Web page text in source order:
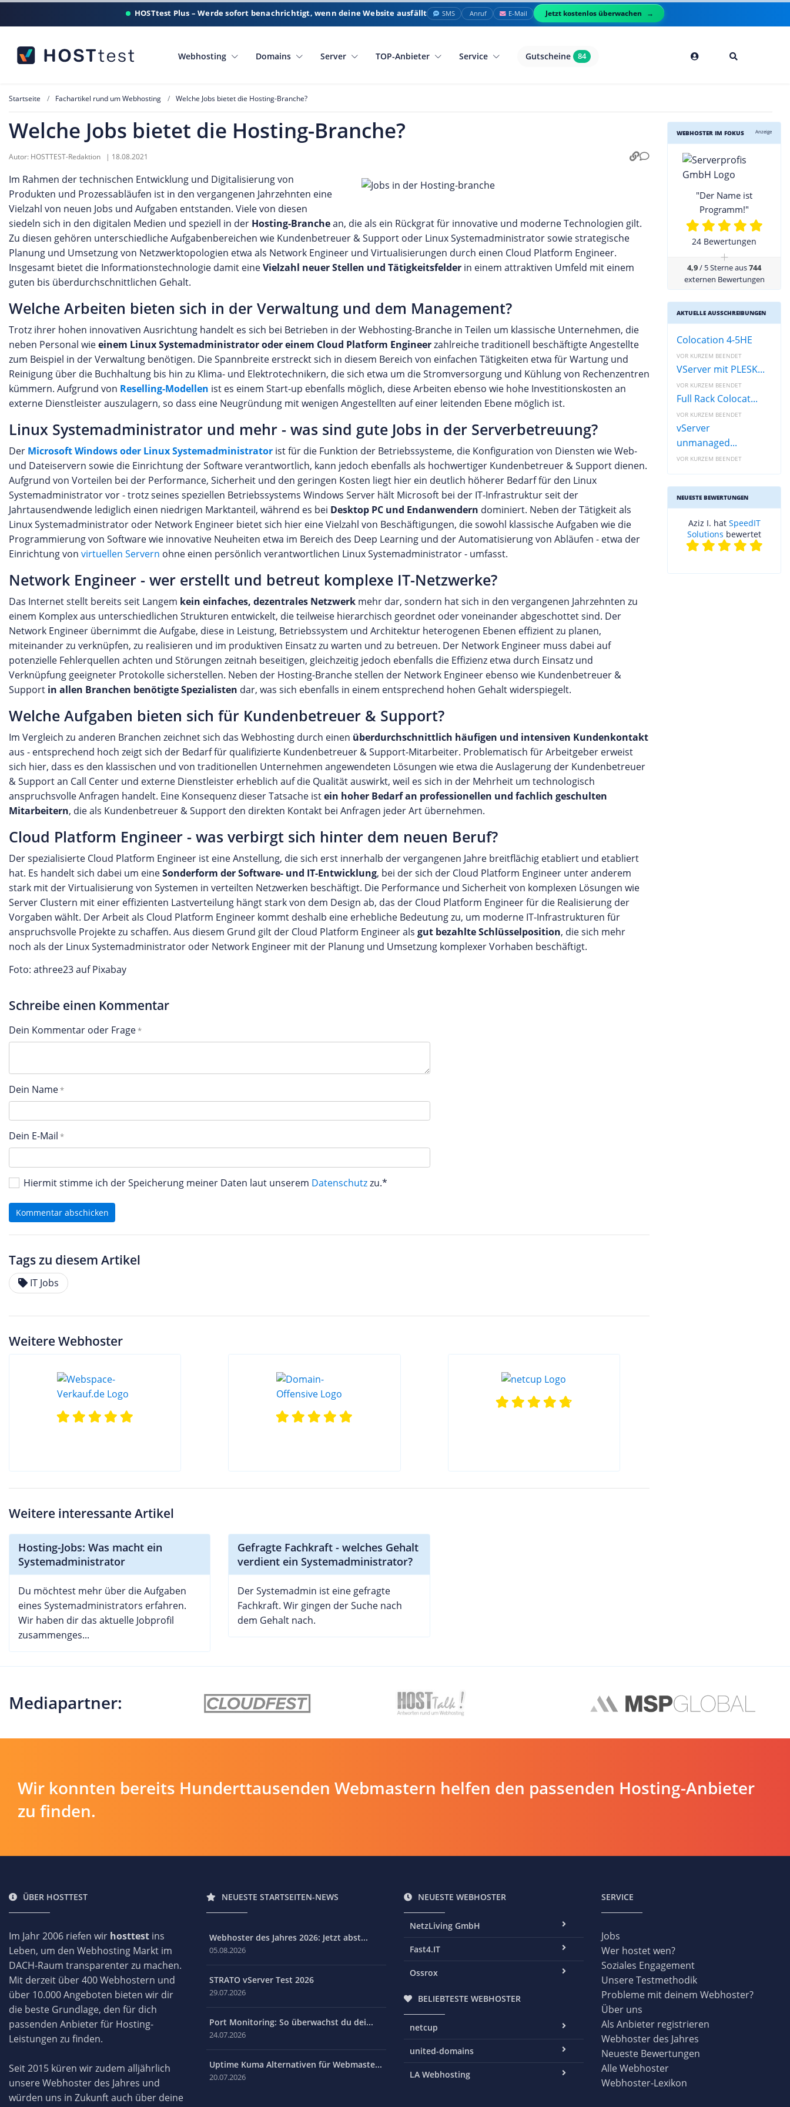
HOSTtest Plus – Werde sofort benachrichtigt, wenn deine Website ausfällt SMS Anruf E-Mail Jetzt kostenlos überwachen
Webhosting Domains Server TOP-Anbieter Service Gutscheine 84
Startseite Fachartikel rund um Webhosting Welche Jobs bietet die Hosting-Branche?
Welche Jobs bietet die Hosting-Branche?
Autor: HOSTTEST-Redaktion | 18.08.2021
Im Rahmen der technischen Entwicklung und Digitalisierung von
Produkten und Prozessabläufen ist in den vergangenen Jahrzehnten eine
Vielzahl von neuen Jobs und Aufgaben entstanden. Viele von diesen
siedeln sich in den digitalen Medien und speziell in der Hosting-Branchean, die als ein Rückgrat für innovative und moderne Technologien gilt.
Zu diesen gehören unterschiedliche Aufgabenbereichen wie Kundenbetreuer & Support oder Linux Systemadministrator sowie strategische
Planung und Umsetzung von Netzwerktopologien etwa als Network Engineer und Virtualisierungen durch einen Cloud Platform Engineer.
Insgesamt bietet die Informationstechnologie damit eineVielzahl neuer Stellen und Tätigkeitsfelder in einem attraktiven Umfeld mit einem
guten bis überdurchschnittlichen Gehalt.
Welche Arbeiten bieten sich in der Verwaltung und dem Management?
Trotz ihrer hohen innovativen Ausrichtung handelt es sich bei Betrieben in der Webhosting-Branche in Teilen um klassische Unternehmen, die
neben Personal wieeinem Linux Systemadministrator oder einem Cloud Platform Engineerzahlreiche traditionell beschäftigte Angestellte
zum Beispiel in der Verwaltung benötigen. Die Spannbreite erstreckt sich in diesem Bereich von einfachen Tätigkeiten etwa für Wartung und
Reinigung über die Buchhaltung bis hin zu Klima- und Elektrotechnikern, die sich etwa um die Stromversorgung und Kühlung von Rechenzentren
kümmern. Aufgrund von Reselling-Modellen ist es einem Start-up ebenfalls möglich, diese Arbeiten ebenso wie hohe Investitionskosten an
externe Dienstleister auszulagern, so dass eine Neugründung mit wenigen Angestellten auf einer leitenden Ebene möglich ist.
Linux Systemadministrator und mehr - was sind gute Jobs in der Serverbetreuung?
Der Microsoft Windows oder Linux Systemadministrator ist für die Funktion der Betriebssysteme, die Konfiguration von Diensten wie Web-
und Dateiservern sowie die Einrichtung der Software verantwortlich, kann jedoch ebenfalls als hochwertiger Kundenbetreuer & Support dienen.
Aufgrund von Vorteilen bei der Performance, Sicherheit und den geringen Kosten liegt hier ein deutlich höherer Bedarf für den Linux
Systemadministrator vor - trotz seines speziellen Betriebssystems Windows Server hält Microsoft bei der IT-Infrastruktur seit der
Jahrtausendwende lediglich einen niedrigen Marktanteil, während es bei Desktop PC und Endanwendern dominiert. Neben der Tätigkeit als
Linux Systemadministrator oder Network Engineer bietet sich hier eine Vielzahl von Beschäftigungen, die sowohl klassische Aufgaben wie die
Programmierung von Software wie innovative Neuheiten etwa im Bereich des Deep Learning und der Automatisierung von Abläufen - etwa der
Einrichtung von virtuellen Servern ohne einen persönlich verantwortlichen Linux Systemadministrator - umfasst.
Network Engineer - wer erstellt und betreut komplexe IT-Netzwerke?
Das Internet stellt bereits seit Langem kein einfaches, dezentrales Netzwerk mehr dar, sondern hat sich in den vergangenen Jahrzehnten zu
einem Komplex aus unterschiedlichen Strukturen entwickelt, die teilweise hierarchisch geordnet oder voneinander abgeschottet sind. Der
Network Engineer übernimmt die Aufgabe, diese in Leistung, Betriebssystem und Architektur heterogenen Ebenen effizient zu planen,
miteinander zu verknüpfen, zu realisieren und im produktiven Einsatz zu warten und zu betreuen. Der Network Engineer muss dabei auf
potenzielle Fehlerquellen achten und Störungen zeitnah beseitigen, gleichzeitig jedoch ebenfalls die Effizienz etwa durch Einsatz und
Verknüpfung geeigneter Protokolle sicherstellen. Neben der Hosting-Branche stellen der Network Engineer ebenso wie Kundenbetreuer &
Support in allen Branchen benötigte Spezialisten dar, was sich ebenfalls in einem entsprechend hohen Gehalt widerspiegelt.
Welche Aufgaben bieten sich für Kundenbetreuer & Support?
Im Vergleich zu anderen Branchen zeichnet sich das Webhosting durch einen überdurchschnittlich häufigen und intensiven Kundenkontakt
aus - entsprechend hoch zeigt sich der Bedarf für qualifizierte Kundenbetreuer & Support-Mitarbeiter. Problematisch für Arbeitgeber erweist
sich hier, dass es den klassischen und von traditionellen Unternehmen angewendeten Lösungen wie etwa die Auslagerung der Kundenbetreuer
& Support an Call Center und externe Dienstleister erheblich auf die Qualität auswirkt, weil es sich in der Mehrheit um technologisch
anspruchsvolle Anfragen handelt. Eine Konsequenz dieser Tatsache istein hoher Bedarf an professionellen und fachlich geschulten
Mitarbeitern, die als Kundenbetreuer & Support den direkten Kontakt bei Anfragen jeder Art übernehmen.
Cloud Platform Engineer - was verbirgt sich hinter dem neuen Beruf?
Der spezialisierte Cloud Platform Engineer ist eine Anstellung, die sich erst innerhalb der vergangenen Jahre breitflächig etabliert und etabliert
hat. Es handelt sich dabei um eineSonderform der Software- und IT-Entwicklung, bei der sich der Cloud Platform Engineer unter anderem
stark mit der Virtualisierung von Systemen in verteilten Netzwerken beschäftigt. Die Performance und Sicherheit von komplexen Lösungen wie
Server Clustern mit einer effizienten Lastverteilung hängt stark von dem Design ab, das der Cloud Platform Engineer für die Realisierung der
Vorgaben wählt. Der Arbeit als Cloud Platform Engineer kommt deshalb eine erhebliche Bedeutung zu, um moderne IT-Infrastrukturen für
anspruchsvolle Projekte zu schaffen. Aus diesem Grund gilt der Cloud Platform Engineer als gut bezahlte Schlüsselposition, die sich mehr
noch als der Linux Systemadministrator oder Network Engineer mit der Planung und Umsetzung komplexer Vorhaben beschäftigt.
Foto: athree23 auf Pixabay
Schreibe einen Kommentar
Dein Kommentar oder Frage
Dein Name
Dein E-Mail
Hiermit stimme ich der Speicherung meiner Daten laut unserem Datenschutzzu.*
Kommentar abschicken
Tags zu diesem Artikel
IT Jobs
Weitere Webhoster
Weitere interessante Artikel
Hosting-Jobs: Was macht ein
Systemadministrator
Du möchtest mehr über die Aufgaben
eines Systemadministrators erfahren.
Wir haben dir das aktuelle Jobprofil
zusammenges...
Gefragte Fachkraft - welches Gehalt
verdient ein Systemadministrator?
Der Systemadmin ist eine gefragte
Fachkraft. Wir gingen der Suche nach
dem Gehalt nach.
WEBHOSTER IM FOKUS Anzeige
"Der Name ist
Programm!"
24 Bewertungen
+
4,9/ 5 Sterne aus744
externen Bewertungen
AKTUELLE AUSSCHREIBUNGEN
Colocation 4-5HE
VOR KURZEM BEENDET
VServer mit PLESK...
VOR KURZEM BEENDET
Full Rack Colocat...
VOR KURZEM BEENDET
vServer
unmanaged...
VOR KURZEM BEENDET
NEUESTE BEWERTUNGEN
Aziz I. hat SpeedIT
Solutions bewertet
Mediapartner:
Wir konnten bereits Hunderttausenden Webmastern helfen den passenden Hosting-Anbieter
zu finden.
ÜBER HOSTTEST
Im Jahr 2006 riefen wir hosttest ins
Leben, um den Webhosting Markt im
DACH-Raum transparenter zu machen.
Mit derzeit über 400 Webhostern und
über 10.000 Angeboten bieten wir dir
die beste Grundlage, den für dich
passenden Anbieter für Hosting-
Leistungen zu finden.
Seit 2015 küren wir zudem alljährlich
unsere Webhoster des Jahres und
würden uns in Zukunft auch über deine
NEUESTE STARTSEITEN-NEWS
Webhoster des Jahres 2026: Jetzt abst...
05.08.2026
STRATO vServer Test 2026
29.07.2026
Port Monitoring: So überwachst du dei...
24.07.2026
Uptime Kuma Alternativen für Webmaste...
20.07.2026
NEUESTE WEBHOSTER
NetzLiving GmbH
Fast4.IT
Ossrox
BELIEBTESTE WEBHOSTER
netcup
united-domains
LA Webhosting
SERVICE
Jobs
Wer hostet wen?
Soziales Engagement
Unsere Testmethodik
Probleme mit deinem Webhoster?
Über uns
Als Anbieter registrieren
Webhoster des Jahres
Neueste Bewertungen
Alle Webhoster
Webhoster-Lexikon